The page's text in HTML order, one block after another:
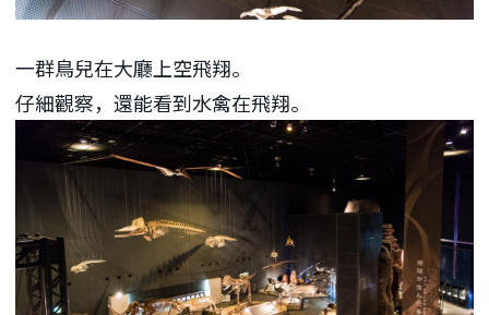
一群鳥兒在大廳上空飛翔。
仔細觀察，還能看到水禽在飛翔。